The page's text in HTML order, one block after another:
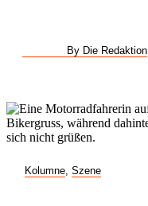
By Die Redaktion
Kolumne Szene